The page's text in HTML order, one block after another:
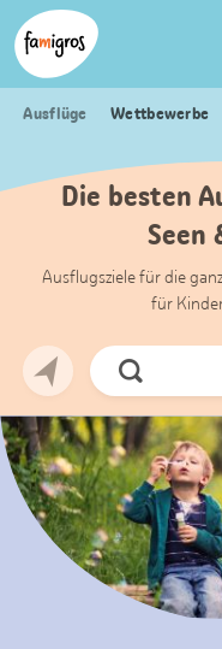
Sprungmarken
Navigation
Header
Logo
Ausflüge Wettbewerbe
Die besten
Seen
Ausflugsziele für die
für
Jetzt
Suchen